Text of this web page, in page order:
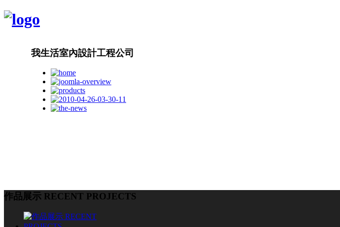
我生活室內設計工程公司
作品展示 RECENT PROJECTS